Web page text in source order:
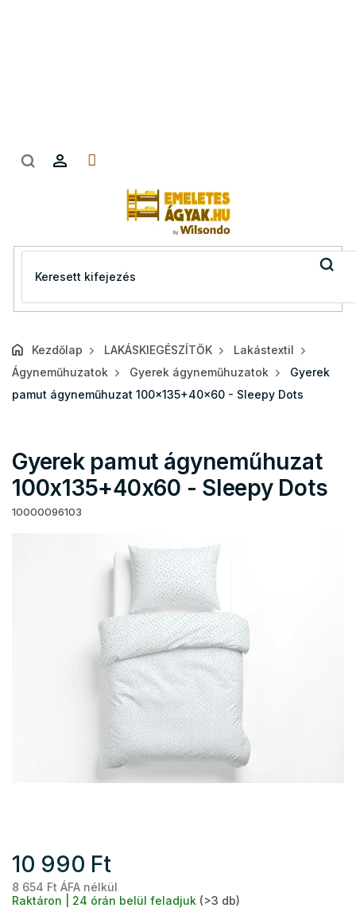
Kezdőlap LAKÁSKIEGÉSZÍTŐK
Lakástextil
Ágyneműhuzatok
Gyerek ágyneműhuzatok
Gyerek
pamut ágyneműhuzat 100x135+40x60 - Sleepy Dots
Gyerek pamut ágyneműhuzat
100x135+40x60 - Sleepy Dots
10000096103
10 990 Ft
8 654 Ft ÁFA nélkül
Raktáron | 24 órán belül feladjuk (>3 db)